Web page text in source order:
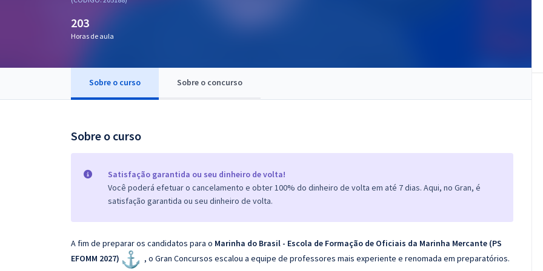
OAB
203
Horas de aula
Sobre o curso Sobre o concurso
Sobre o curso
Satisfação garantida ou seu dinheiro de volta!
Você poderá efetuar o cancelamento e obter 100% do dinheiro de volta em até 7 dias. Aqui, no Gran, é
satisfação garantida ou seu dinheiro de volta.
A fim de preparar os candidatos para o Marinha do Brasil - Escola de Formação de Oficiais da Marinha Mercante (PS
EFOMM 2027)
, o Gran Concursos escalou a equipe de professores mais experiente e renomada em preparatórios.